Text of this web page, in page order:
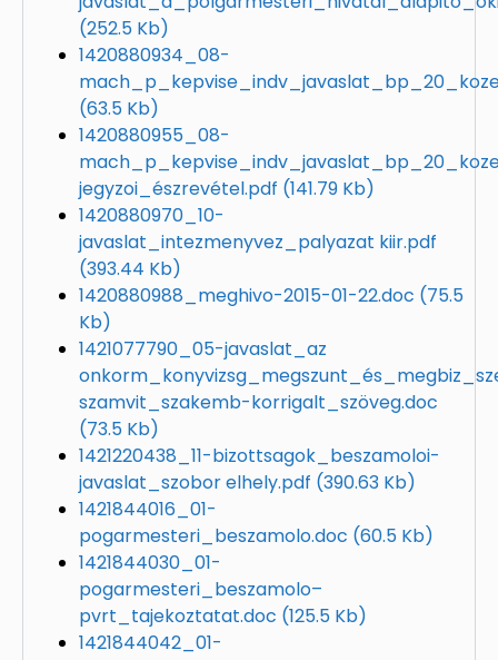
(252.5 Kb)
1420880934_08-
(63.5 Kb)
1420880955_08-
jegyzoi_észrevétel.pdf (141.79 Kb)
1420880970_10-
javaslat_intezmenyvez_palyazat kiir.pdf
(393.44 Kb)
1420880988_meghivo-2015-01-22.doc (75.5
Kb)
1421077790_05-javaslat_az
szamvit_szakemb-korrigalt_szöveg.doc
(73.5 Kb)
1421220438_11-bizottsagok_beszamoloi-
javaslat_szobor elhely.pdf (390.63 Kb)
1421844016_01-
pogarmesteri_beszamolo.doc (60.5 Kb)
1421844030_01-
pogarmesteri_beszamolo–
pvrt_tajekoztatat.doc (125.5 Kb)
1421844042_01-